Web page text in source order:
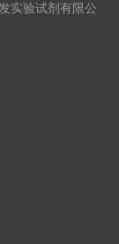
实验试剂有限公